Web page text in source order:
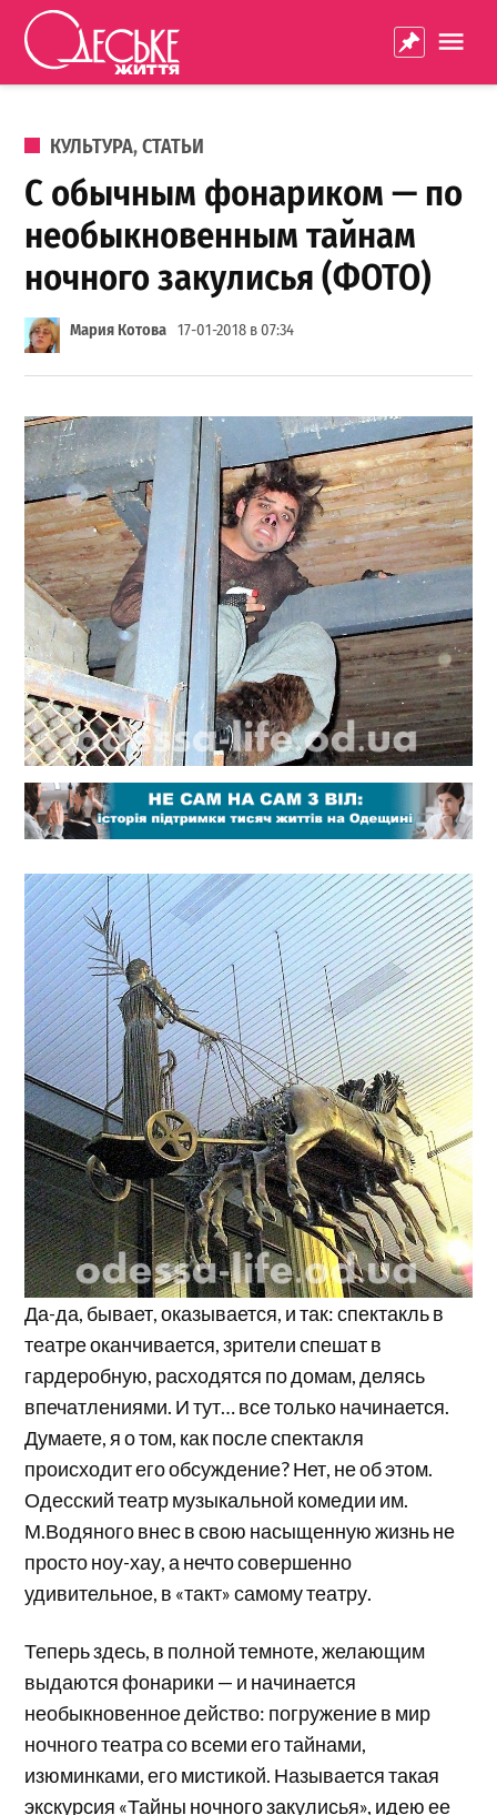
Перейти к содержанию
життя
ОПУБЛИКОВАНО В
КУЛЬТУРА,СТАТЬИ
С обычным фонариком — по
необыкновенным тайнам
ночного закулисья (ФОТО)
Мария Котова 17-01-2018 в 07:34
Да-да, бывает, оказывается, и так: спектакль в
театре оканчивается, зрители спешат в
гардеробную, расходятся по домам, делясь
впечатлениями. И тут… все только начинается.
Думаете, я о том, как после спектакля
происходит его обсуждение? Нет, не об этом.
Одесский театр музыкальной комедии им.
М.Водяного внес в свою насыщенную жизнь не
просто ноу-хау, а нечто совершенно
удивительное, в «такт» самому театру.
Теперь здесь, в полной темноте, желающим
выдаются фонарики — и начинается
необыкновенное действо: погружение в мир
ночного театра со всеми его тайнами,
изюминками, его мистикой. Называется такая
экскурсия «Тайны ночного закулисья», идею ее